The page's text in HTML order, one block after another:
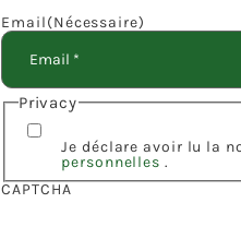
Email(Nécessaire)
Privacy
Je déclare avoir lu la
personnelles .
CAPTCHA